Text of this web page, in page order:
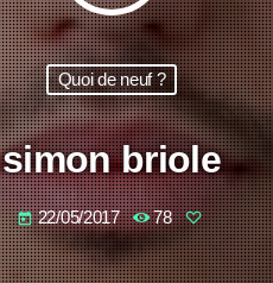
Quoi de neuf ?
simon briole
today 22/05/2017 78